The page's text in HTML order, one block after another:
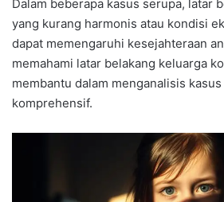
Dalam beberapa kasus serupa, latar
yang kurang harmonis atau kondisi
dapat memengaruhi kesejahteraan
memahami latar belakang keluarga
membantu dalam menganalisis
komprehensif.